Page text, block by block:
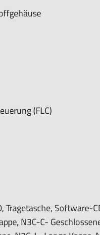
(FLC)
Software-
N3C-C-